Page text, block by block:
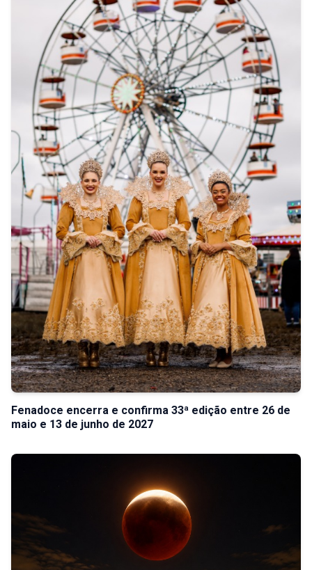
Fenadoce encerra e confirma 33ª edição entre 26 de
maio e 13 de junho de 2027